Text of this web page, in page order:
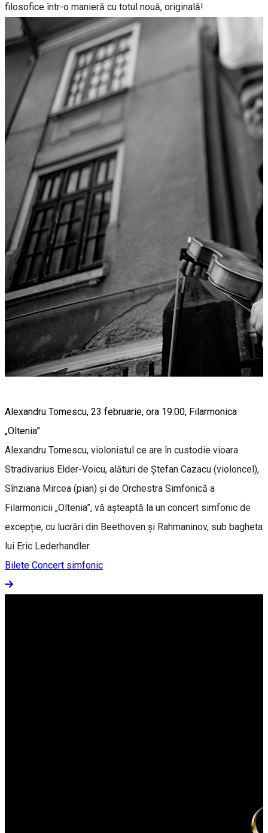
filosofice într-o manieră cu totul nouă, originală!
Alexandru Tomescu, 23 februarie, ora 19:00, Filarmonica
„Oltenia”
Alexandru Tomescu, violonistul ce are în custodie vioara
Stradivarius Elder-Voicu, alături de Ștefan Cazacu (violoncel),
Sînziana Mircea (pian) și de Orchestra Simfonică a
Filarmonicii „Oltenia”, vă așteaptă la un concert simfonic de
excepție, cu lucrări din Beethoven și Rahmaninov, sub bagheta
lui Eric Lederhandler.
Bilete Concert simfonic